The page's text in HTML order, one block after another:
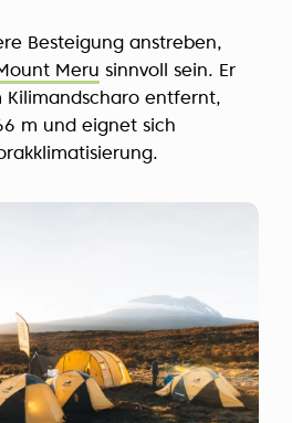
Besteigung anstreben,
Meru sinnvoll sein. Er
Kilimandscharo entfernt,
m und eignet sich